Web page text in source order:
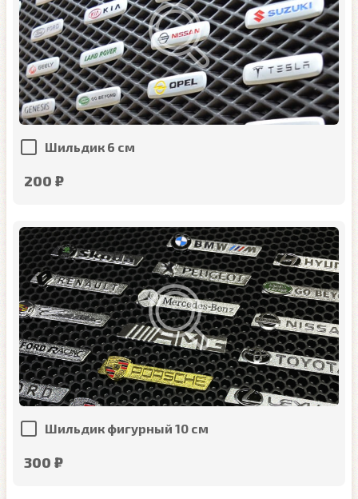
Шильдик 6 см
200 ₽
Шильдик фигурный 10 см
300 ₽